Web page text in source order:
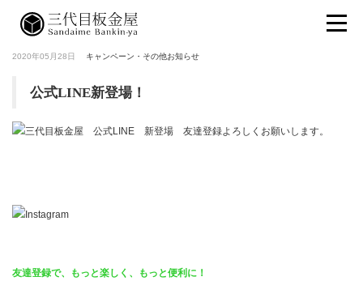
2020年05月28日 キャンペーン・その他お知らせ
公式LINE新登場！
友達登録で、もっと楽しく、もっと便利に！